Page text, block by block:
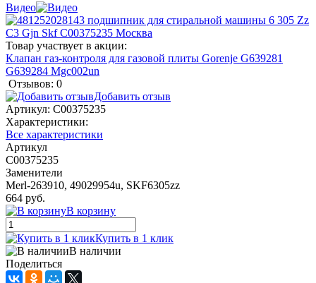
Видео
Товар участвует в акции:
Клапан газ-контроля для газовой плиты Gorenje G639281
G639284 Mgc002un
Отзывов: 0
Добавить отзыв
Артикул: C00375235
Характеристики:
Все характеристики
Артикул
C00375235
Заменители
Merl-263910, 49029954u, SKF6305zz
664 руб.
В корзину
Купить в 1 клик
В наличии
Поделиться